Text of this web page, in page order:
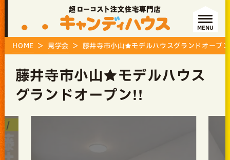
MENU
HOME 見学会 藤井寺市小山★モデルハウスグランドオープ
藤井寺市小山★モデルハウス
グランドオープン!!